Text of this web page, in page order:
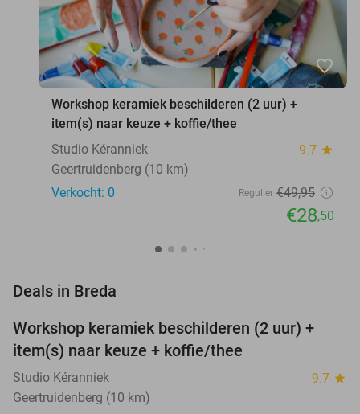
favorite_border
Workshop keramiek beschilderen (2 uur) +
item(s) naar keuze + koffie/thee
Studio Kéranniek
9.7 star
Geertruidenberg (10 km)
Verkocht: 0
Regulier €49,95
€28,50
Deals in Breda
43%
TODAY
Workshop keramiek beschilderen (2 uur) +
item(s) naar keuze + koffie/thee
Studio Kéranniek 9.7 star
Geertruidenberg (10 km)